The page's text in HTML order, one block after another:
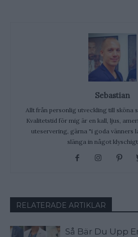
Sebastian
Allt från personlig utveckling till sköna
Kvalitetstid för mig är en kall, ljus,
uteservering, gärna "i goda vänners
slänga in något klyschigt
RELATERADE ARTIKLAR
Så Bär Du Upp